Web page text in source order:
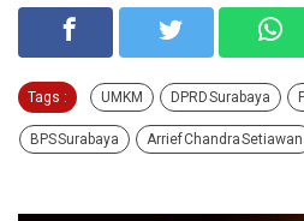
Tags : UMKM DPRD Surabaya
BPS Surabaya Arrief Chandra Setiawan